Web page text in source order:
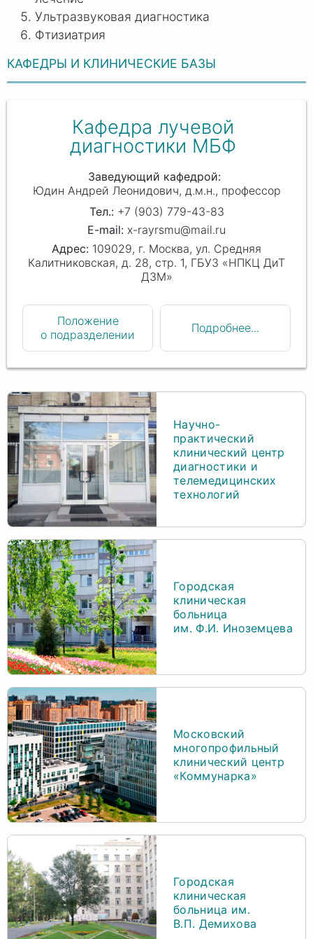
Ультразвуковая диагностика
Фтизиатрия
КАФЕДРЫ И КЛИНИЧЕСКИЕ БАЗЫ
Кафедра лучевой
диагностики МБФ
Заведующий кафедрой
Юдин Андрей Леонидович д.м.н., профессор
+7 (903) 779-43-83
x-rayrsmu@mail.ru
109029, г. Москва, ул. Средняя
Калитниковская, д. 28, стр. 1, ГБУЗ «НПКЦ ДиТ
ДЗМ»
Положение
о подразделении
Подробнее...
Научно-
практический
клинический центр
диагностики и
телемедицинских
технологий
Городская
клиническая
больница
им. Ф.И. Иноземцева
Московский
многопрофильный
клинический центр
«Коммунарка»
Городская
клиническая
больница им.
В.П. Демихова